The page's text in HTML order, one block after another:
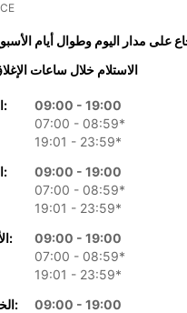
على مدار اليوم وطوال أيام
الاستلام خلال ساعات
الإثنين:
09:00 - 19:00
07:00 - 08:59*
19:01 - 23:59*
الثلاثاء:
09:00 - 19:00
07:00 - 08:59*
19:01 - 23:59*
الأربعاء:
09:00 - 19:00
07:00 - 08:59*
19:01 - 23:59*
الخميس:
09:00 - 19:00